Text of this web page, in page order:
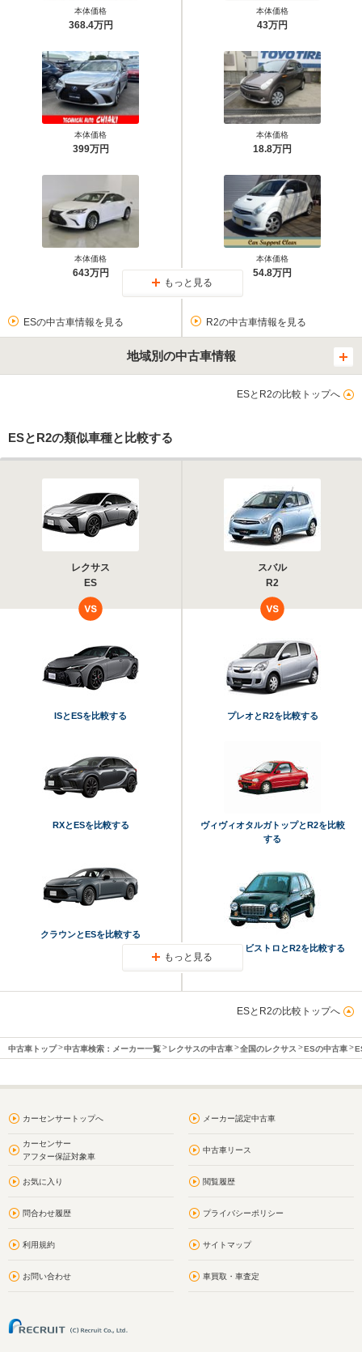
本体価格
368.4万円
本体価格
399万円
本体価格
643万円
本体価格
43万円
本体価格
18.8万円
本体価格
54.8万円
もっと見る
ESの中古車情報を見る R2の中古車情報を見る
地域別の中古車情報
ESとR2の比較トップへ
ESとR2の類似車種と比較する
レクサス
ES
スバル
R2
ISとESを比較する
RXとESを比較する
クラウンとESを比較する
プレオとR2を比較する
ヴィヴィオタルガトップとR2を比較
する
ヴィヴィオビストロとR2を比較する
もっと見る
ESとR2の比較トップへ
中古車トップ 中古車検索：メーカー一覧 レクサスの中古車 全国のレクサス ESの中古車
カーセンサートップへ メーカー認定中古車
カーセンサー
アフター保証対象車
中古車リース
お気に入り 閲覧履歴
問合わせ履歴 プライバシーポリシー
利用規約 サイトマップ
お問い合わせ 車買取・車査定